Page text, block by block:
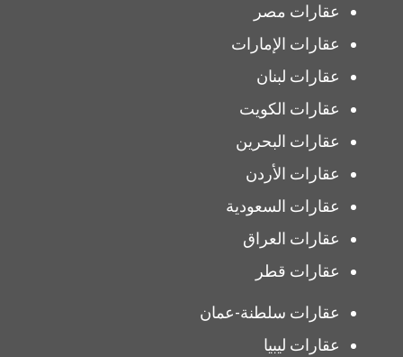
عقارات مصر
عقارات الإمارات
عقارات لبنان
عقارات الكويت
عقارات البحرين
عقارات الأردن
عقارات السعودية
عقارات العراق
عقارات قطر
عقارات سلطنة-عمان
عقارات ليبيا